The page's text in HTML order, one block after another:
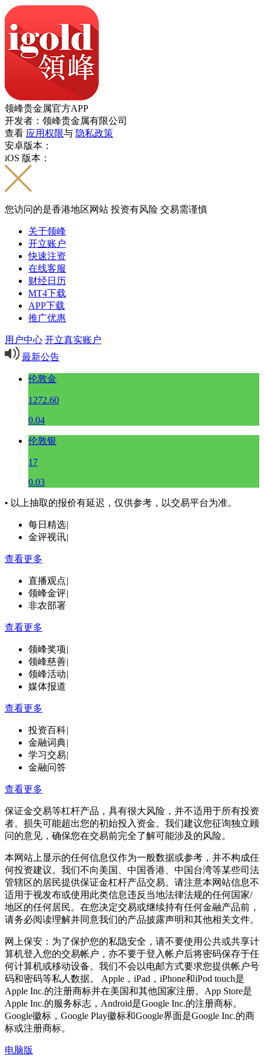
领峰贵金属官方APP
开发者：领峰贵金属有限公司
查看 应用权限与 隐私政策
安卓版本：
iOS 版本：
您访问的是香港地区网站 投资有风险 交易需谨慎
关于领峰
开立账户
快速注资
在线客服
财经日历
MT4下载
APP下载
推广优惠
用户中心 开立真实账户
最新公告
伦敦金
1272.60
0.04
伦敦银
17
0.03
• 以上抽取的报价有延迟，仅供参考，以交易平台为准。
每日精选|
金评视讯|
查看更多
直播观点|
领峰金评|
非农部署
查看更多
领峰奖项|
领峰慈善|
领峰活动|
媒体报道
查看更多
投资百科|
金融词典|
学习交易|
金融问答
查看更多
保证金交易等杠杆产品，具有很大风险，并不适用于所有投资
者。损失可能超出您的初始投入资金。我们建议您征询独立顾
问的意见，确保您在交易前完全了解可能涉及的风险。
本网站上显示的任何信息仅作为一般数据或参考，并不构成任
何投资建议。我们不向美国、中国香港、中国台湾等某些司法
管辖区的居民提供保证金杠杆产品交易。请注意本网站信息不
适用于视发布或使用此类信息违反当地法律法规的任何国家/
地区的任何居民。在您决定交易或继续持有任何金融产品前，
请务必阅读理解并同意我们的产品披露声明和其他相关文件。
网上保安：为了保护您的私隐安全，请不要使用公共或共享计
算机登入您的交易帐户，亦不要于登入帐户后将密码保存于任
何计算机或移动设备。我们不会以电邮方式要求您提供帐户号
码和密码等私人数据。 Apple，iPad，iPhone和iPod touch是
Apple Inc.的注册商标并在美国和其他国家注册。App Store是
Apple Inc.的服务标志，Android是Google Inc.的注册商标。
Google徽标，Google Play徽标和Google界面是Google Inc.的商
标或注册商标。
电脑版